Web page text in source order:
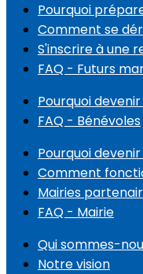
Pourquoi
Comment se
S'inscrire à une
FAQ - Futurs
Pourquoi
FAQ - Bénévoles
Pourquoi
Comment
Mairies
FAQ - Mairie
Qui sommes-
Notre vision